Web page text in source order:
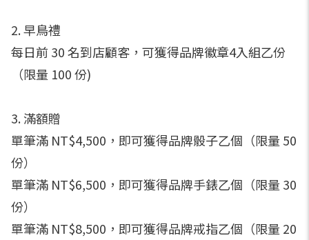
2. 早鳥禮
每日前 30 名到店顧客，可獲得品牌徽章4入組乙份
（限量 100 份)
3. 滿額贈
單筆滿 NT$4,500，即可獲得品牌骰子乙個（限量 50
份）
單筆滿 NT$6,500，即可獲得品牌手錶乙個（限量 30
份）
單筆滿 NT$8,500，即可獲得品牌戒指乙個（限量 20